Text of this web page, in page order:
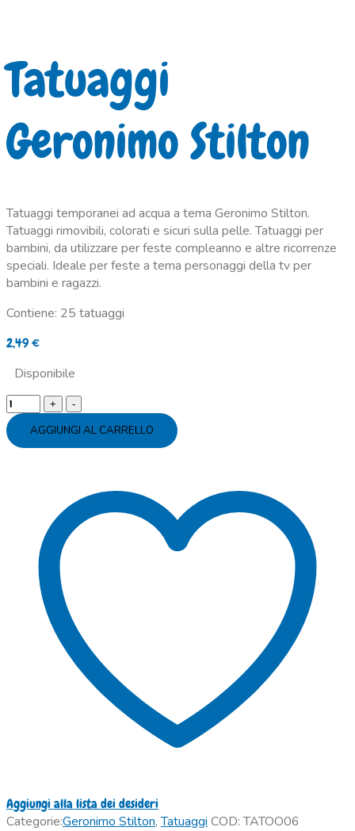
Tatuaggi
Geronimo Stilton
Tatuaggi temporanei ad acqua a tema Geronimo Stilton.
Tatuaggi rimovibili, colorati e sicuri sulla pelle. Tatuaggi per
bambini, da utilizzare per feste compleanno e altre ricorrenze
speciali. Ideale per feste a tema personaggi della tv per
bambini e ragazzi.
Contiene: 25 tatuaggi
2,49€
Disponibile
Tatuaggi
Geronimo
StiltonAGGIUNGI AL CARRELLO
Aggiungi alla lista dei desideri
Categorie:Geronimo Stilton,Tatuaggi COD:TATOO06